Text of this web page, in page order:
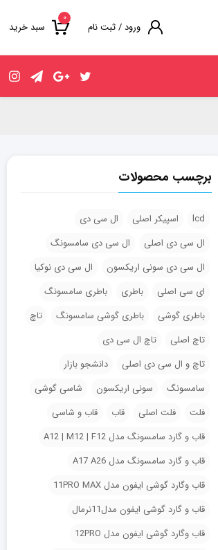
۰
سبد خرید ورود / ثبت نام
برچسب محصولات
lcd اسپیکر اصلی
ال سی دی
ال سی دی اصلی
ال سی دی سامسونگ
ال سی دی سونی اریکسون
ال سی دی نوکیا
ای سی اصلی
باطری
باطری سامسونگ
باطری گوشی
باطری گوشی سامسونگ
تاچ
تاچ اصلی
تاچ ال سی دی
تاچ و ال سی دی اصلی
دانشجو بازار
سامسونگ
سونی اریکسون
شاسی گوشی
فلت
فلت اصلی قاب
قاب و شاسی
قاب و گارد سامسونگ مدل A12 | M12 | F12
قاب و گارد سامسونگ مدل A17 A26
قاب وگارد گوشی ایفون مدل 11PRO MAX
قاب و گارد گوشی ایفون مدل11نرمال
قاب وگارد گوشی ایفون مدل 12PRO